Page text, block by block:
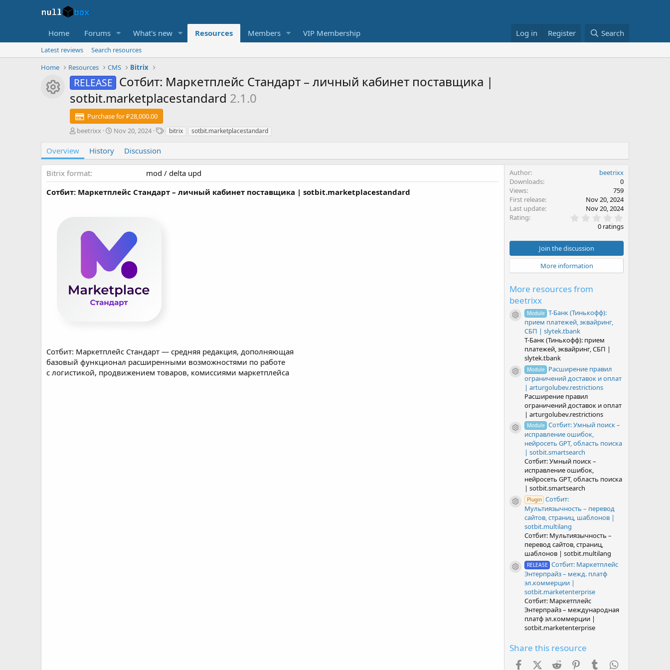
Home Forums What's new Resources Members VIP Membership Log in Register Search
Latest reviews
Search resources
Home
Resources CMS Bitrix
Resource icon
RELEASE Сотбит: Маркетплейс Стандарт – личный кабинет поставщика |
sotbit.marketplacestandard 2.1.0
Purchase for ₽28,000.00
A
t
h
o
r
beetrixx
C
e
a
t
o
n
Nov 20, 2024
s
bitrix sotbit.marketplacestandard
Overview History Discussion
Bitrix format
mod / delta upd
Сотбит: Маркетплейс Стандарт – личный кабинет поставщика | sotbit.marketplacestandard
Сотбит: Маркетплейс Стандарт — средняя редакция, дополняющая
базовый функционал расширенными возможностями по работе
с логистикой, продвижением товаров, комиссиями маркетплейса
Author
beetrixx
Downloads
0
Views
759
First release
Nov 20, 2024
Last update
Nov 20, 2024
Rating
.
0
t
a
r
0 ratings
Join the discussion
More information
More resources from
beetrixx
Resource icon
Module Т-Банк (Тинькофф):
прием платежей, эквайринг,
СБП | slytek.tbank
Т-Банк (Тинькофф): прием
платежей, эквайринг, СБП |
slytek.tbank
Resource icon
Module Расширение правил
ограничений доставок и оплат
| arturgolubev.restrictions
Расширение правил
ограничений доставок и оплат
| arturgolubev.restrictions
Resource icon
Module Сотбит: Умный поиск –
исправление ошибок,
нейросеть GPT, область поиска
| sotbit.smartsearch
Сотбит: Умный поиск –
исправление ошибок,
нейросеть GPT, область поиска
| sotbit.smartsearch
Resource icon
Plugin Сотбит:
Мультиязычность – перевод
сайтов, страниц, шаблонов |
sotbit.multilang
Сотбит: Мультиязычность –
перевод сайтов, страниц,
шаблонов | sotbit.multilang
Resource icon
RELEASE Сотбит: Маркетплейс
Энтерпрайз – межд. платф
эл.коммерции |
sotbit.marketenterprise
Сотбит: Маркетплейс
Энтерпрайз – международная
платф эл.коммерции |
sotbit.marketenterprise
Share this resource
FacebookX (Twitter)
Reddit PinterestTumblr